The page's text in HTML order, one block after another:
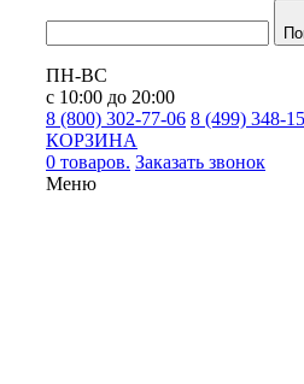
ПН-ВС
с 10:00 до 20:00
8 (800) 302-77-06 8 (499) 348-
КОРЗИНА
0 товаров. Заказать звонок
Меню